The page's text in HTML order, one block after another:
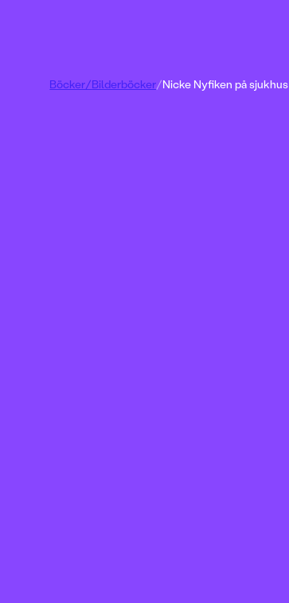
Böcker/Bilderböcker/Nicke Nyfiken på sjukhus